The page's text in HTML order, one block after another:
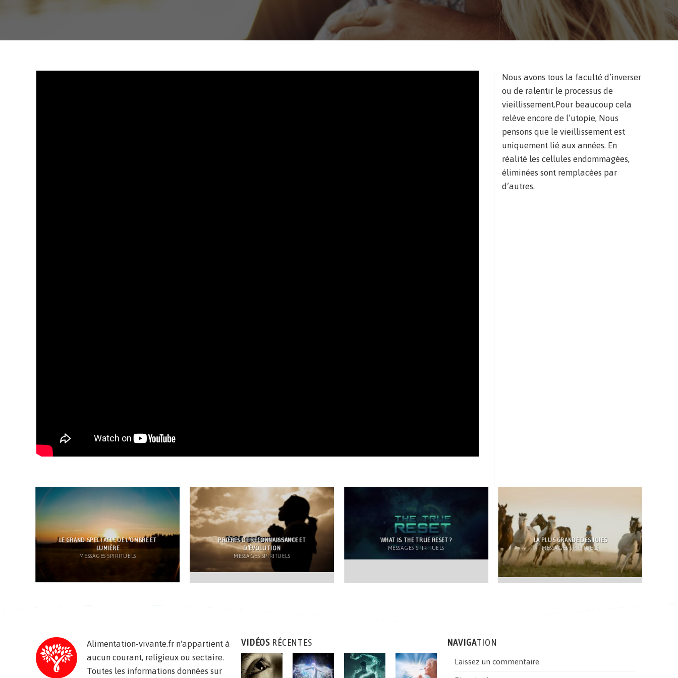
Nous avons tous la faculté d’inverser
ou de ralentir le processus de
vieillissement.Pour beaucoup cela
relève encore de l’utopie, Nous
pensons que le vieillissement est
uniquement lié aux années. En
réalité les cellules endommagées,
éliminées sont remplacées par
d’autres.
LE GRAND SPECTACLE DE L’OMBRE ET
LUMIÈRE
MESSAGES SPIRITUELS
PRIÈRES DE RECONNAISSANCE ET
D’ÉVOLUTION
MESSAGES SPIRITUELS
WHAT IS THE TRUE RESET ?
MESSAGES SPIRITUELS
LA PLUS GRANDE DES JOIES
MESSAGES SPIRITUELS
Alimentation-vivante.fr n'appartient à
aucun courant, religieux ou sectaire.
Toutes les informations données sur
VIDÉOS RÉCENTES NAVIGATION
Laissez un commentaire